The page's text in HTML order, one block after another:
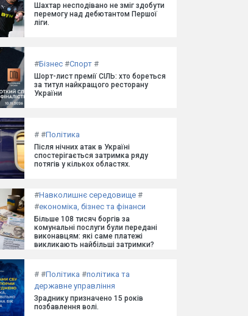
Шахтар несподівано не зміг здобути
перемогу над дебютантом Першої
ліги.
#Бізнес #Спорт #
Шорт-лист премії СІЛЬ: хто бореться
за титул найкращого ресторану
України
# #Політика
Після нічних атак в Україні
спостерігається затримка ряду
потягів у кількох областях.
#Навколишнє середовище #
#економіка, бізнес та фінанси
Більше 108 тисяч боргів за
комунальні послуги були передані
виконавцям: які саме платежі
викликають найбільші затримки?
# #Політика #політика та
державне управління
Зраднику призначено 15 років
позбавлення волі.